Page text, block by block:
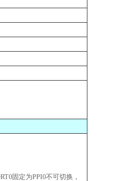
固定为PPI0不可切换，